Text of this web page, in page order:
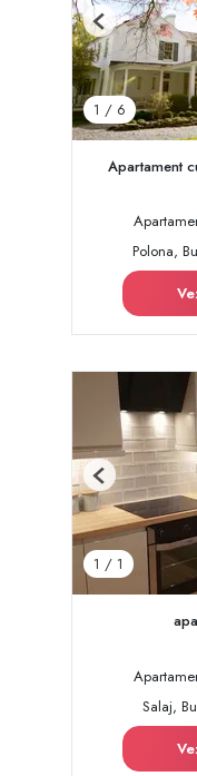
1 / 6
Previous
Apartament
Polona,
1 / 1
Previous
Salaj,